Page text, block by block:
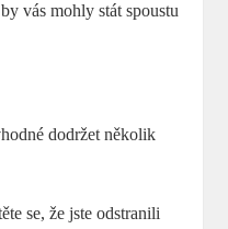
vás mohly stát spoustu
dodržet několik
se, že jste odstranili